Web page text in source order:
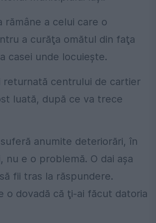
rămâne a celui care o
a curăţa omătul din faţa
casei unde locuieşte.
returnată centrului de cartier
luată, după ce va trece
anumite deteriorări, în
nu e o problemă. O dai aşa
fii tras la răspundere.
o dovadă că ţi-ai făcut datoria